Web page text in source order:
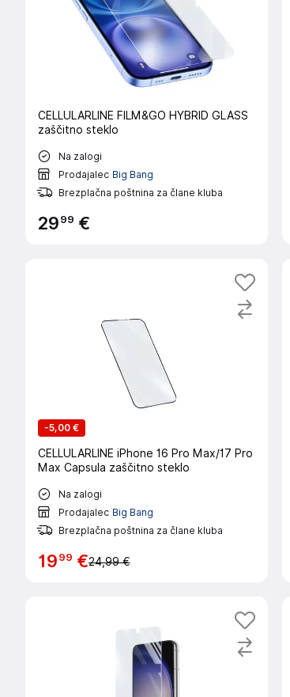
CELLULARLINE FILM&GO HYBRID GLASS
zaščitno steklo
Na zalogi
Prodajalec Big Bang
Brezplačna poštnina za člane kluba
2999 €
-5,00 €
CELLULARLINE iPhone 16 Pro Max/17 Pro
Max Capsula zaščitno steklo
Na zalogi
Prodajalec Big Bang
Brezplačna poštnina za člane kluba
1999 €24,99 €